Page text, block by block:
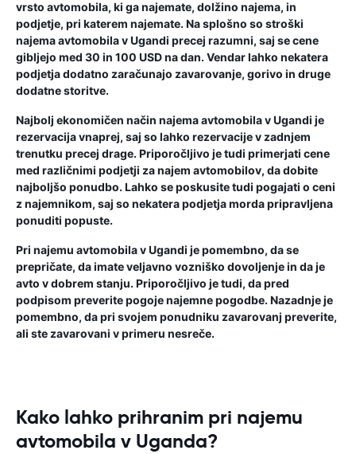
vrsto avtomobila, ki ga najemate, dolžino najema, in
podjetje, pri katerem najemate. Na splošno so stroški
najema avtomobila v Ugandi precej razumni, saj se cene
gibljejo med 30 in 100 USD na dan. Vendar lahko nekatera
podjetja dodatno zaračunajo zavarovanje, gorivo in druge
dodatne storitve.
Najbolj ekonomičen način najema avtomobila v Ugandi je
rezervacija vnaprej, saj so lahko rezervacije v zadnjem
trenutku precej drage. Priporočljivo je tudi primerjati cene
med različnimi podjetji za najem avtomobilov, da dobite
najboljšo ponudbo. Lahko se poskusite tudi pogajati o ceni
z najemnikom, saj so nekatera podjetja morda pripravljena
ponuditi popuste.
Pri najemu avtomobila v Ugandi je pomembno, da se
prepričate, da imate veljavno vozniško dovoljenje in da je
avto v dobrem stanju. Priporočljivo je tudi, da pred
podpisom preverite pogoje najemne pogodbe. Nazadnje je
pomembno, da pri svojem ponudniku zavarovanj preverite,
ali ste zavarovani v primeru nesreče.
Kako lahko prihranim pri najemu
avtomobila v Uganda?